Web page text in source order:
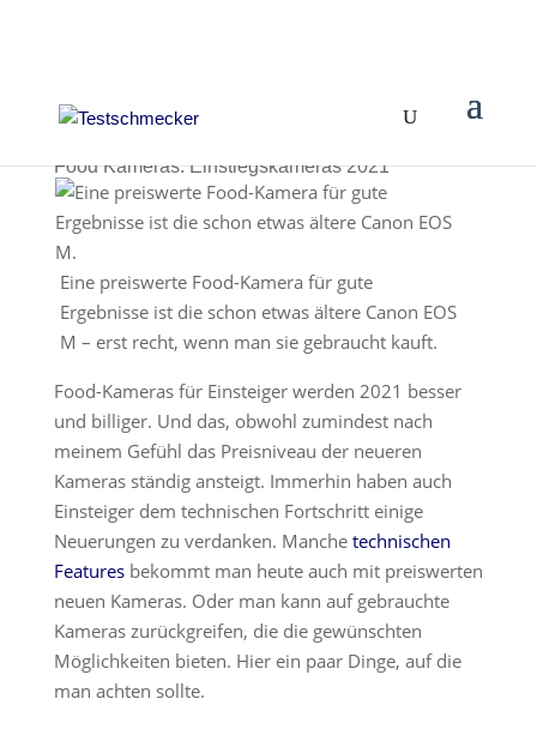
Food Kameras: Einstiegskameras 2021
Eine preiswerte Food-Kamera für gute
Ergebnisse ist die schon etwas ältere Canon EOS
M – erst recht, wenn man sie gebraucht kauft.
Food-Kameras für Einsteiger werden 2021 besser
und billiger. Und das, obwohl zumindest nach
meinem Gefühl das Preisniveau der neueren
Kameras ständig ansteigt. Immerhin haben auch
Einsteiger dem technischen Fortschritt einige
Neuerungen zu verdanken. Manche technischen
Featuresbekommt man heute auch mit preiswerten
neuen Kameras. Oder man kann auf gebrauchte
Kameras zurückgreifen, die die gewünschten
Möglichkeiten bieten. Hier ein paar Dinge, auf die
man achten sollte.